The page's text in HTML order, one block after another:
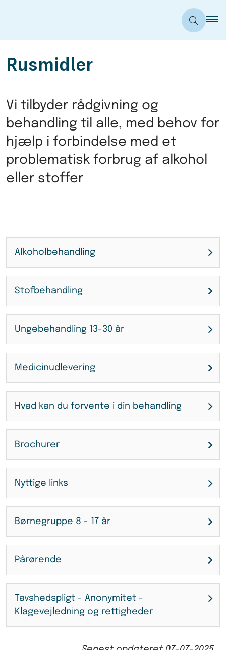
Rusmidler
Vi tilbyder rådgivning og
behandling til alle, med behov for
hjælp i forbindelse med et
problematisk forbrug af alkohol
eller stoffer
Alkoholbehandling
Stofbehandling
Ungebehandling 13-30 år
Medicinudlevering
Hvad kan du forvente i din behandling
Brochurer
Nyttige links
Børnegruppe 8 - 17 år
Pårørende
Tavshedspligt - Anonymitet -
Klagevejledning og rettigheder